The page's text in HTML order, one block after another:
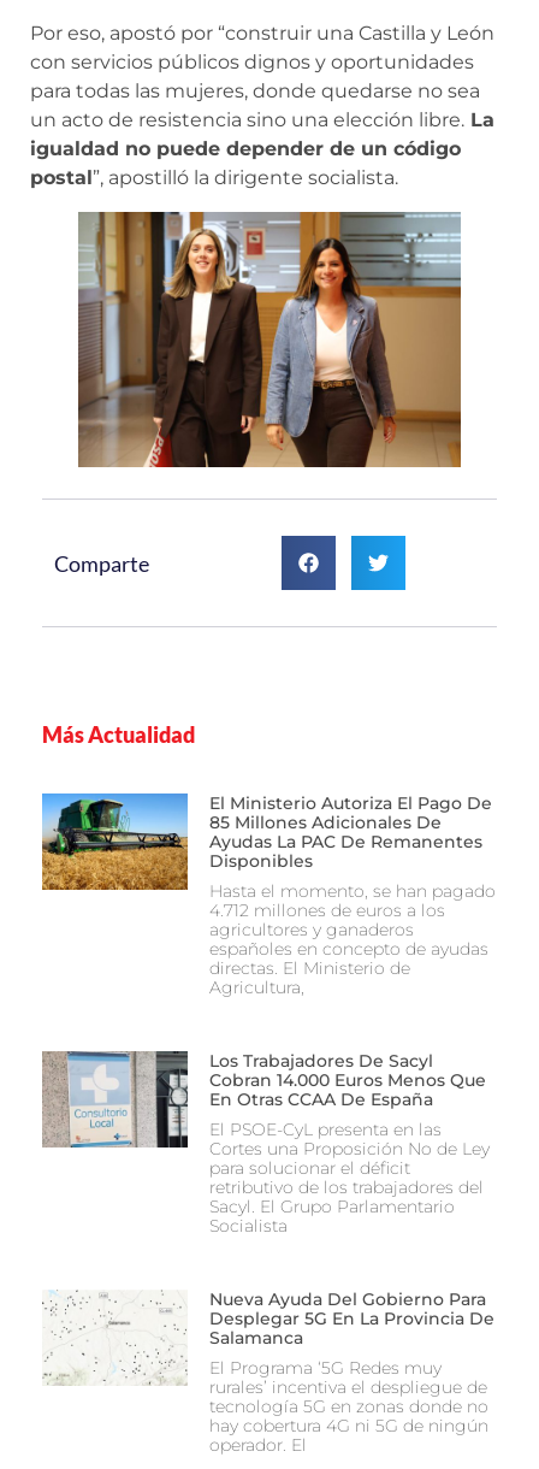
Por eso, apostó por “construir una Castilla y León
con servicios públicos dignos y oportunidades
para todas las mujeres, donde quedarse no sea
un acto de resistencia sino una elección libre. La
igualdad no puede depender de un código
postal ”, apostilló la dirigente socialista.
Comparte
Más Actualidad
El Ministerio Autoriza El Pago De
85 Millones Adicionales De
Ayudas La PAC De Remanentes
Disponibles
Hasta el momento, se han pagado
4.712 millones de euros a los
agricultores y ganaderos
españoles en concepto de ayudas
directas. El Ministerio de
Agricultura,
Los Trabajadores De Sacyl
Cobran 14.000 Euros Menos Que
En Otras CCAA De España
El PSOE-CyL presenta en las
Cortes una Proposición No de Ley
para solucionar el déficit
retributivo de los trabajadores del
Sacyl. El Grupo Parlamentario
Socialista
Nueva Ayuda Del Gobierno Para
Desplegar 5G En La Provincia De
Salamanca
El Programa ‘5G Redes muy
rurales’ incentiva el despliegue de
tecnología 5G en zonas donde no
hay cobertura 4G ni 5G de ningún
operador. El